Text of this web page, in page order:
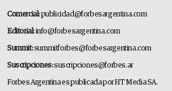
Comercial:publicidad@forbesargentina.com
Editorial:info@forbesargentina.com
Summit:summitforbes@forbesargentina.com
Suscripciones:suscripciones@forbes.ar
Forbes Argentina es publicada por HT Media SA.